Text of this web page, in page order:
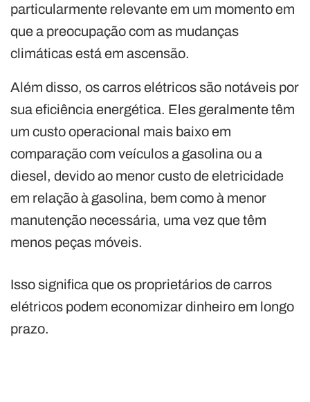
particularmente relevante em um momento em
que a preocupação com as mudanças
climáticas está em ascensão.
Além disso, os carros elétricos são notáveis ​​por
sua eficiência energética. Eles geralmente têm
um custo operacional mais baixo em
comparação com veículos a gasolina ou a
diesel, devido ao menor custo de eletricidade
em relação à gasolina, bem como à menor
manutenção necessária, uma vez que têm
menos peças móveis.
Isso significa que os proprietários de carros
elétricos podem economizar dinheiro em longo
prazo.